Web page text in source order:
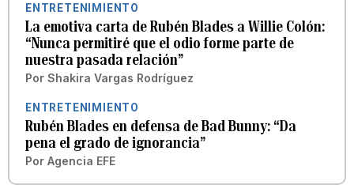
ENTRETENIMIENTO
La emotiva carta de Rubén Blades a Willie Colón:
“Nunca permitiré que el odio forme parte de
nuestra pasada relación”
Por Shakira Vargas Rodríguez
ENTRETENIMIENTO
Rubén Blades en defensa de Bad Bunny: “Da
pena el grado de ignorancia”
Por Agencia EFE